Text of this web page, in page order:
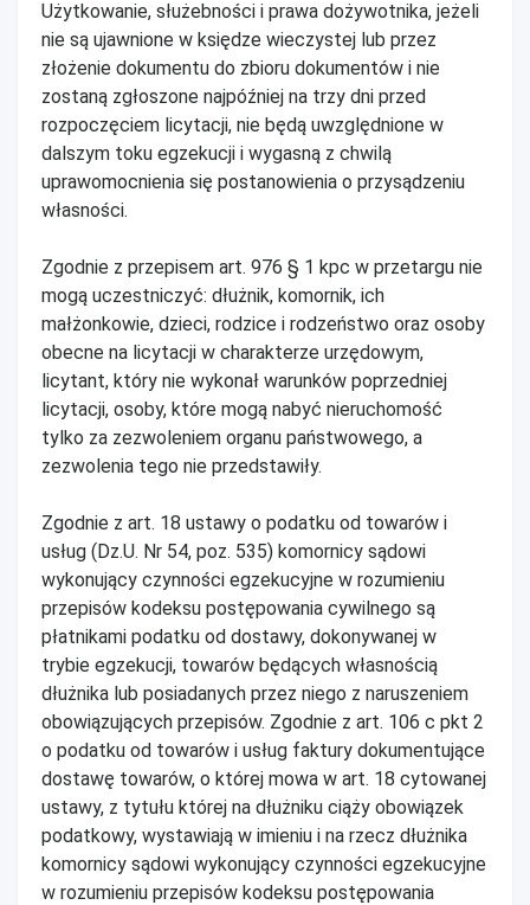
Użytkowanie, służebności i prawa dożywotnika, jeżeli
nie są ujawnione w księdze wieczystej lub przez
złożenie dokumentu do zbioru dokumentów i nie
zostaną zgłoszone najpóźniej na trzy dni przed
rozpoczęciem licytacji, nie będą uwzględnione w
dalszym toku egzekucji i wygasną z chwilą
uprawomocnienia się postanowienia o przysądzeniu
własności.
Zgodnie z przepisem art. 976 § 1 kpc w przetargu nie
mogą uczestniczyć: dłużnik, komornik, ich
małżonkowie, dzieci, rodzice i rodzeństwo oraz osoby
obecne na licytacji w charakterze urzędowym,
licytant, który nie wykonał warunków poprzedniej
licytacji, osoby, które mogą nabyć nieruchomość
tylko za zezwoleniem organu państwowego, a
zezwolenia tego nie przedstawiły.
Zgodnie z art. 18 ustawy o podatku od towarów i
usług (Dz.U. Nr 54, poz. 535) komornicy sądowi
wykonujący czynności egzekucyjne w rozumieniu
przepisów kodeksu postępowania cywilnego są
płatnikami podatku od dostawy, dokonywanej w
trybie egzekucji, towarów będących własnością
dłużnika lub posiadanych przez niego z naruszeniem
obowiązujących przepisów. Zgodnie z art. 106 c pkt 2
o podatku od towarów i usług faktury dokumentujące
dostawę towarów, o której mowa w art. 18 cytowanej
ustawy, z tytułu której na dłużniku ciąży obowiązek
podatkowy, wystawiają w imieniu i na rzecz dłużnika
komornicy sądowi wykonujący czynności egzekucyjne
w rozumieniu przepisów kodeksu postępowania